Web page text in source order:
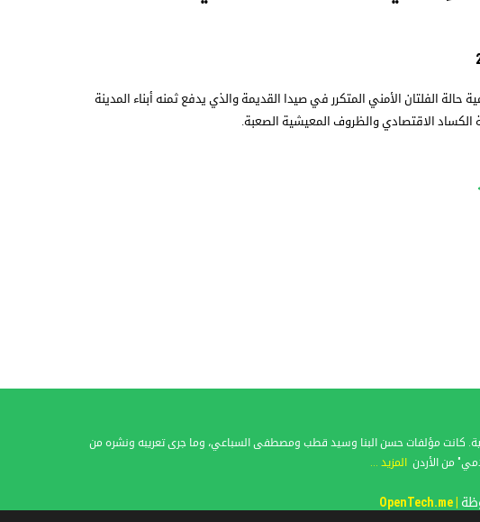
حالة الفلتان الأمني المتكرر في صيدا القديمة والذي يدفع ثمنه أبناء المدينة
الكساد الاقتصادي والظروف المعيشية الصعبة.
كانت مؤلفات حسن البنا وسيد قطب ومصطفى السباعي، وما جرى تعريبه ونشره من
من الأردن
المزيد ...
| OpenTech.me